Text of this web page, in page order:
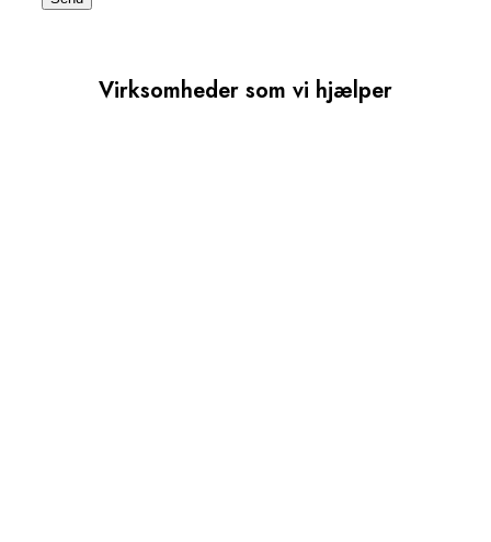
Virksomheder som vi hjælper